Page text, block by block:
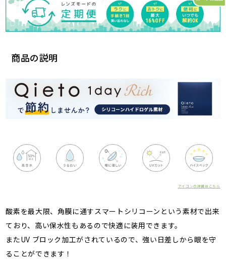
商品の説明
アイコンの詳細はこちら
酸素を最大限、角膜に通すスマートシリコーンという素材で出来
ており、高い保水性もあるので快適に装用できます。
またUV ブロック加工がされているので、強い日差しから眼を守
ることができます！